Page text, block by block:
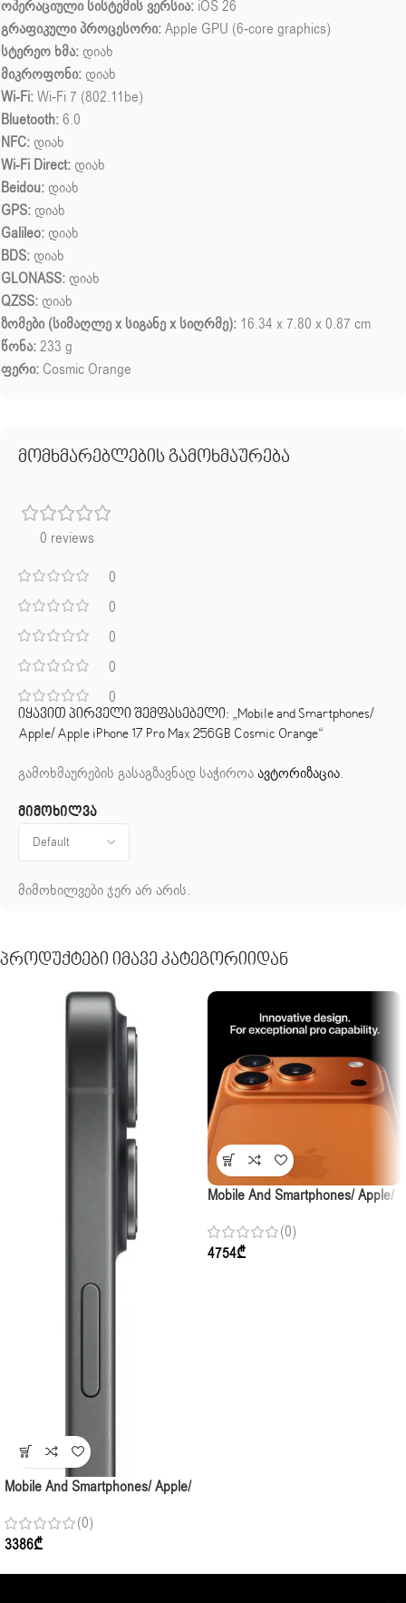
ოპერაციული სისტემის ვერსია: iOS 26
გრაფიკული პროცესორი:Apple GPU (6-core graphics)
სტერეო ხმა: დიახ
მიკროფონი: დიახ
Wi-Fi:Wi-Fi 7 (802.11be)
Bluetooth:6.0
NFC: დიახ
Wi-Fi Direct: დიახ
Beidou: დიახ
GPS: დიახ
Galileo: დიახ
BDS: დიახ
GLONASS: დიახ
QZSS: დიახ
ზომები (სიმაღლე x სიგანე x სიღრმე): 16.34 x 7.80 x 0.87 cm
წონა:233 g
ფერი: Cosmic Orange
მომხმარებლების გამოხმაურება
0 reviews
0
0
0
0
0
მიმოხილვა
მიმოხილვები ჯერ არ არის.
იყავით პირველი შემფასებელი: „Mobile and Smartphones/
Apple/ Apple iPhone 17 Pro Max 256GB Cosmic Orange“
გამოხმაურების გასაგზავნად საჭიროაავტორიზაცია.
Პროდუქტები Იმავე Კატეგორიიდან
Mobile And Smartphones/ Apple/
(0)
3386₾
Mobile And Smartphones/ Apple/
Cosmic Orange
(0)
4754₾